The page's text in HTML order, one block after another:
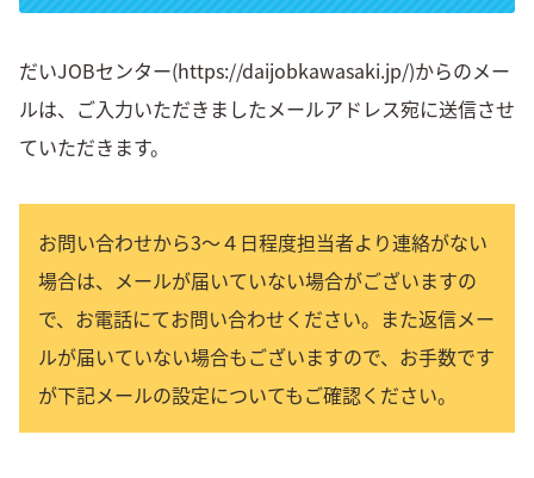
知恵が満載！節約の壺
だいJOBセンター(https://daijobkawasaki.jp/)からのメー
ルは、ご入力いただきましたメールアドレス宛に送信させ
ていただきます。
お問い合わせから3～４日程度担当者より連絡がない
場合は、メールが届いていない場合がございますの
で、お電話にてお問い合わせください。また返信メー
ルが届いていない場合もございますので、お手数です
が下記メールの設定についてもご確認ください。